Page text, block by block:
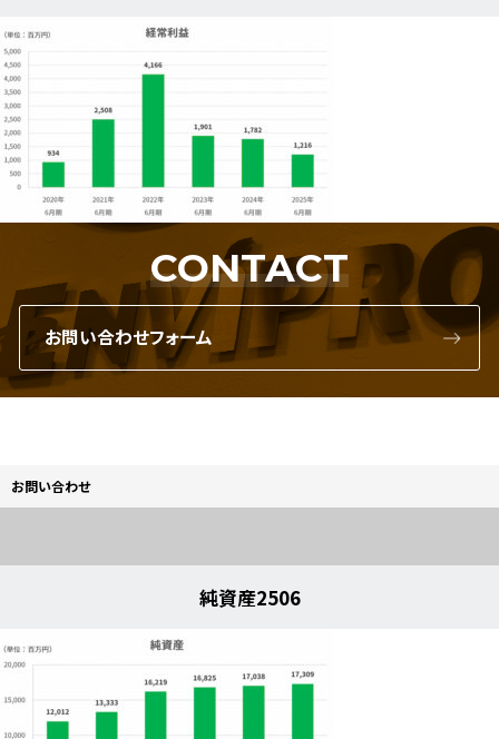
CONTACT
お問い合わせフォーム
お問い合わせ
純資産2506